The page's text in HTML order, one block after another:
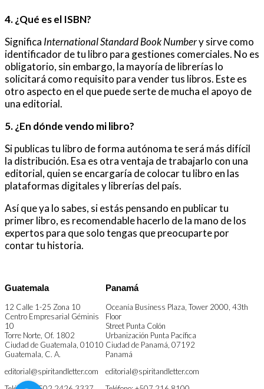
4. ¿Qué es el ISBN?
Significa International Standard Book Numbery sirve como
identificador de tu libro para gestiones comerciales. No es
obligatorio, sin embargo, la mayoría de librerías lo
solicitará como requisito para vender tus libros. Este es
otro aspecto en el que puede serte de mucha el apoyo de
una editorial.
5. ¿En dónde vendo mi libro?
Si publicas tu libro de forma autónoma te será más difícil
la distribución. Esa es otra ventaja de trabajarlo con una
editorial, quien se encargaría de colocar tu libro en las
plataformas digitales y librerías del país.
Así que ya lo sabes, si estás pensando en publicar tu
primer libro, es recomendable hacerlo de la mano de los
expertos para que solo tengas que preocuparte por
contar tu historia.
Guatemala
12 Calle 1-25 Zona 10
Centro Empresarial Géminis
10
Torre Norte, Of. 1802
Ciudad de Guatemala 01010
Guatemala, C. A.
editorial@spiritandletter.com
Panamá
Oceanía Business Plaza, Tower 2000, 43th
Floor
Street Punta Colón
Urbanización Punta Pacífica
Ciudad de Panamá ,07192
Panamá
editorial@spiritandletter.com